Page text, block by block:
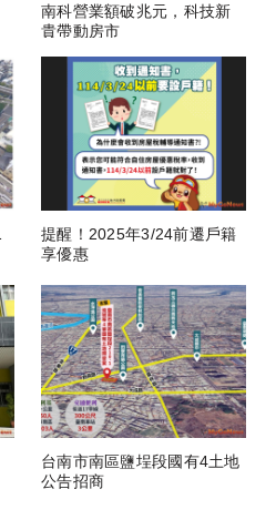
南科營業額破兆元，科技新
貴帶動房市
提醒！2025年3/24前遷戶籍
享優惠
台南市南區鹽埕段國有4土地
公告招商